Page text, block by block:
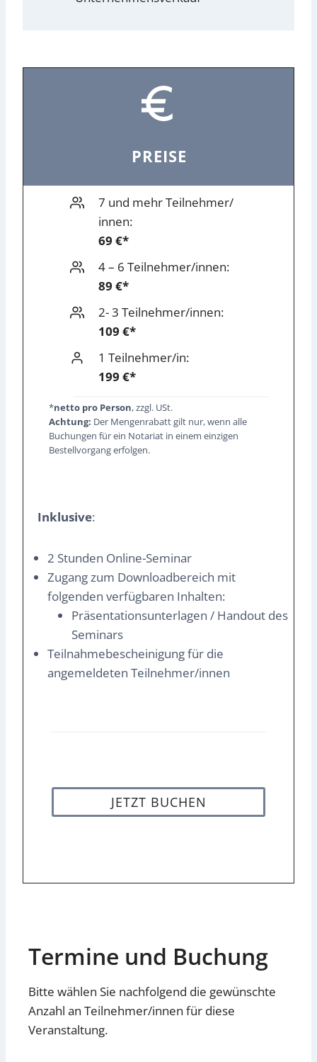
PREISE
7 und mehr Teilnehmer/
innen:
69 €*
4 – 6 Teilnehmer/innen:
89 €*
2- 3 Teilnehmer/innen:
109 €*
1 Teilnehmer/in:
199 €*
*netto pro Person, zzgl. USt.
Achtung: Der Mengenrabatt gilt nur, wenn alle
Buchungen für ein Notariat in einem einzigen
Bestellvorgang erfolgen.
Inklusive:
2 Stunden Online-Seminar
Zugang zum Downloadbereich mit
folgenden verfügbaren Inhalten:
Präsentationsunterlagen / Handout des
Seminars
Teilnahmebescheinigung für die
angemeldeten Teilnehmer/innen
JETZT BUCHEN
Termine und Buchung
Bitte wählen Sie nachfolgend die gewünschte
Anzahl an Teilnehmer/innen für diese
Veranstaltung.